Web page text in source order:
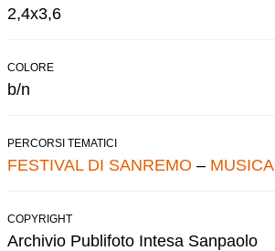
2,4x3,6
COLORE
b/n
PERCORSI TEMATICI
FESTIVAL DI SANREMO – MUSICA
COPYRIGHT
Archivio Publifoto Intesa Sanpaolo